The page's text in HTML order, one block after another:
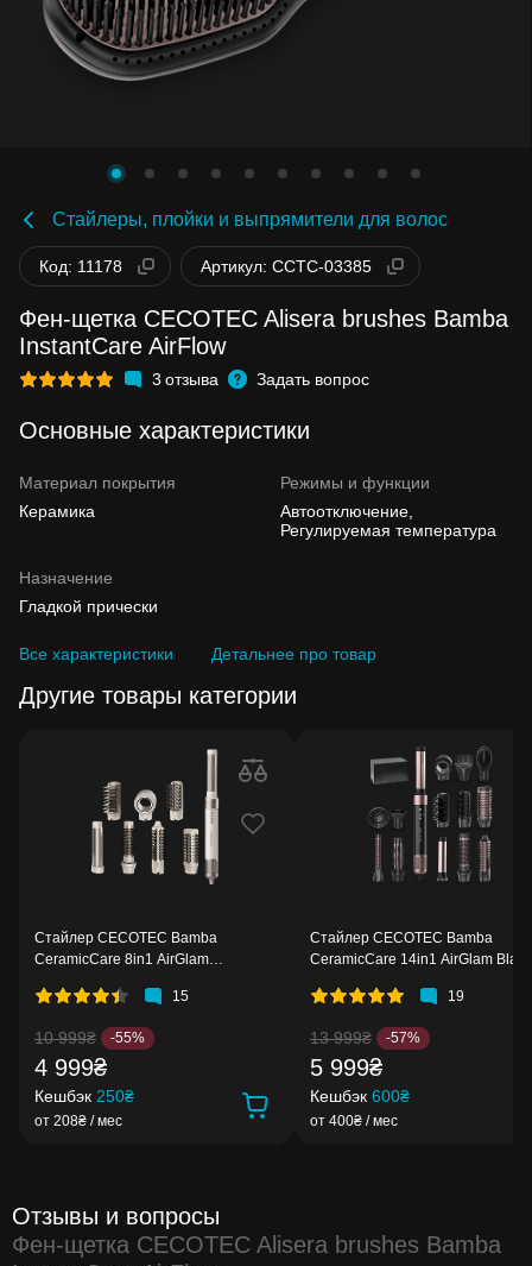
Стайлеры, плойки и выпрямители для волос
Код: 11178 Артикул: CCTC-03385
Фен-щетка CECOTEC Alisera brushes Bamba
InstantCare AirFlow
3 отзыва Задать вопрос
Основные характеристики
Материал покрытия
Керамика
Режимы и функции
Автоотключение,
Регулируемая температура
Назначение
Гладкой прически
Все характеристики Детальнее про товар
Другие товары категории
Стайлер CECOTEC Bamba
CeramicCare 8in1 AirGlam
15
10 999₴ -55%
4 999₴
Кешбэк 250₴
от 208₴ / мес
Стайлер CECOTEC Bamba
CeramicCare 14in1 AirGlam Black
19
13 999₴ -57%
5 999₴
Кешбэк 600₴
от 400₴ / мес
Отзывы и вопросы
Фен-щетка CECOTEC Alisera brushes Bamba